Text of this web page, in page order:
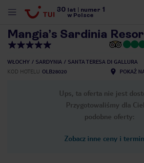
30 lat numer 1
w Polsce
Mangia’s Sardinia
WŁOCHY SARDYNIA
SANTA TERESA DI GALLURA
KOD HOTELU OLB28020 POKAŻ
Ups, ta oferta nie jest
Przygotowaliśmy dla
podobne oferty:
Zobacz inne ceny i